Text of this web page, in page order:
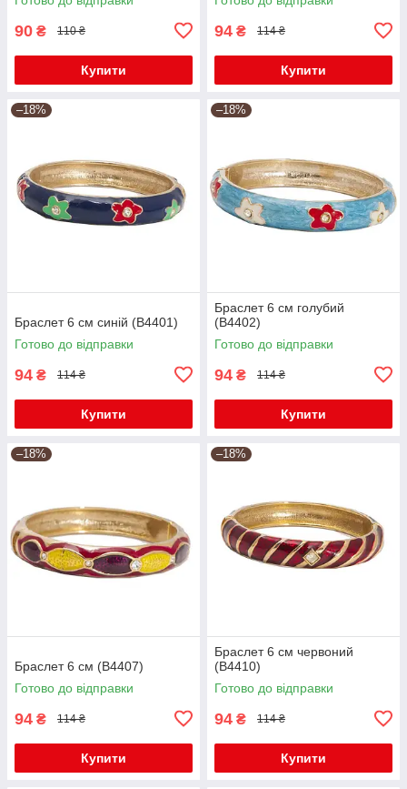
90 ₴ 110 ₴
Купити
94 ₴ 114 ₴
Купити
–18%
Браслет 6 см синій (В4401)
Готово до відправки
94 ₴ 114 ₴
Купити
–18%
Браслет 6 см голубий
(В4402)
Готово до відправки
94 ₴ 114 ₴
Купити
–18%
Браслет 6 см (В4407)
Готово до відправки
94 ₴ 114 ₴
Купити
–18%
Браслет 6 см червоний
(B4410)
Готово до відправки
94 ₴ 114 ₴
Купити